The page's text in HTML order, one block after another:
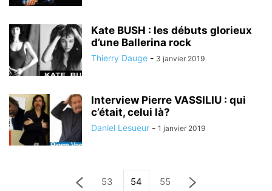
Kate BUSH : les débuts glorieux
d’une Ballerina rock
Thierry Dauge - 3 janvier 2019
Interview Pierre VASSILIU : qui
c’était, celui là?
Daniel Lesueur - 1 janvier 2019
53 54 55